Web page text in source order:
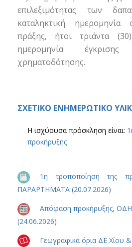
επιλεξιμότητας των
καταληκτική ημερομηνία
πράξης, ήτοι τριάντα
ημερομηνία
χρηματοδότησης.
ΣΧΕΤΙΚΟ ΕΝΗΜΕΡΩΤΙΚΟ
Η ισχύουσα πρόσκληση είναι:
προκήρυξης
1η τροποποίηση της
ΠΑΡΑΡΤΗΜΑΤΑ (20.07.2026)
Απόφαση προκήρυξης,
(24.06.2026)
Γεωγραφικά όρια ΔΕ Χίου